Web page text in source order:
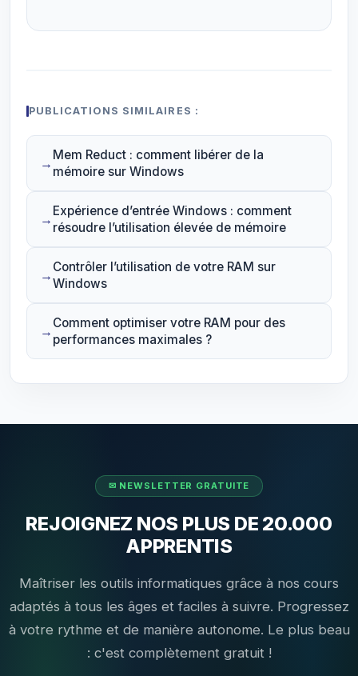
PUBLICATIONS SIMILAIRES :
Mem Reduct : comment libérer de la
mémoire sur Windows
Expérience d’entrée Windows : comment
résoudre l’utilisation élevée de mémoire
Contrôler l’utilisation de votre RAM sur
Windows
Comment optimiser votre RAM pour des
performances maximales ?
REJOIGNEZ NOS PLUS DE 20.000
APPRENTIS
Maîtriser les outils informatiques grâce à nos cours
adaptés à tous les âges et faciles à suivre. Progressez
à votre rythme et de manière autonome. Le plus beau
: c'est complètement gratuit !